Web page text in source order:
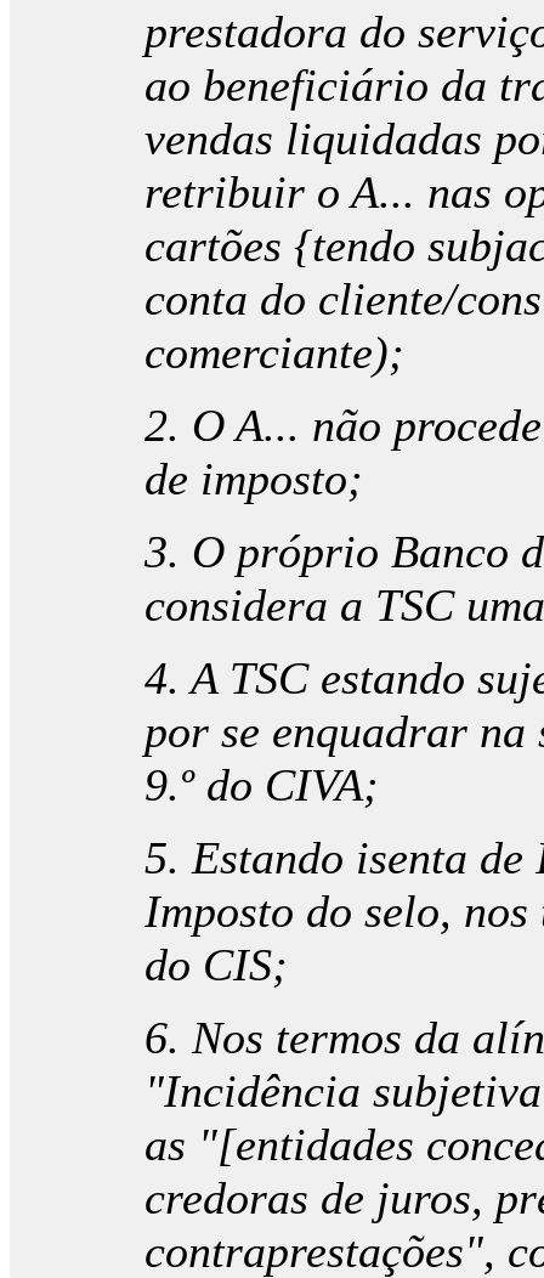
prestadora do
ao beneficiário da
vendas liquidadas
retribuir o A... nas
cartões {tendo
conta do cliente/
comerciante);
2. O A... não
de imposto;
3. O próprio Banco
considera a TSC
4. A TSC estando
por se enquadrar
9.º do CIVA;
5. Estando isenta
Imposto do selo, nos
do CIS;
6. Nos termos da
"Incidência
as "[entidades
credoras de juros,
contraprestações",